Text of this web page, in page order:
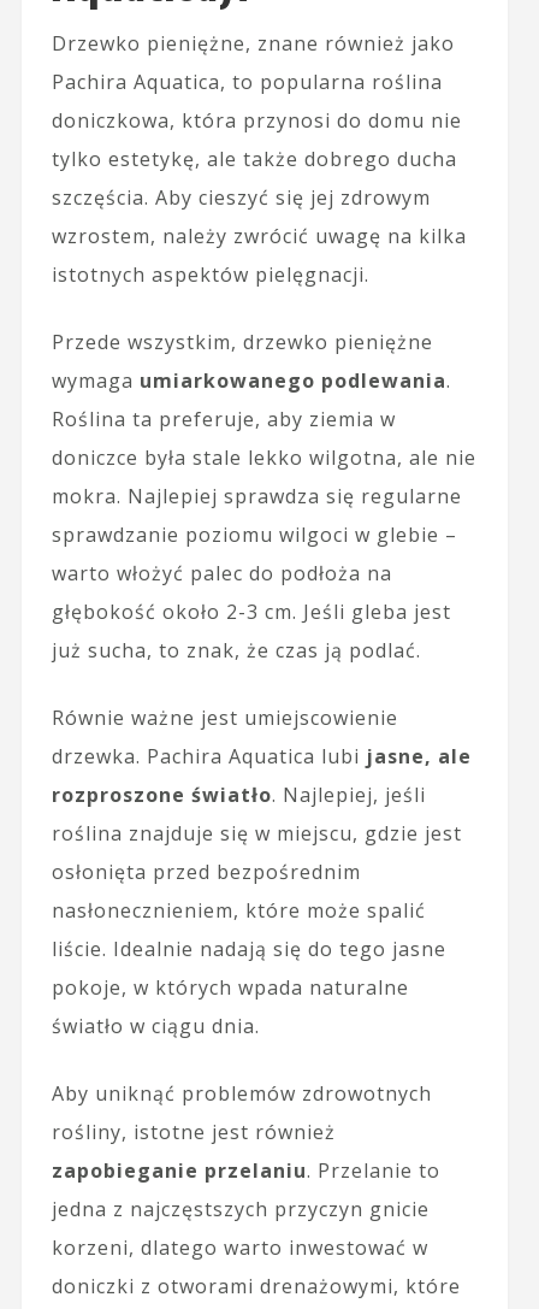
Drzewko pieniężne, znane również jako
Pachira Aquatica, to popularna roślina
doniczkowa, która przynosi do domu nie
tylko estetykę, ale także dobrego ducha
szczęścia. Aby cieszyć się jej zdrowym
wzrostem, należy zwrócić uwagę na kilka
istotnych aspektów pielęgnacji.
Przede wszystkim, drzewko pieniężne
wymaga umiarkowanego podlewania.
Roślina ta preferuje, aby ziemia w
doniczce była stale lekko wilgotna, ale nie
mokra. Najlepiej sprawdza się regularne
sprawdzanie poziomu wilgoci w glebie –
warto włożyć palec do podłoża na
głębokość około 2-3 cm. Jeśli gleba jest
już sucha, to znak, że czas ją podlać.
Równie ważne jest umiejscowienie
drzewka. Pachira Aquatica lubi jasne, ale
rozproszone światło. Najlepiej, jeśli
roślina znajduje się w miejscu, gdzie jest
osłonięta przed bezpośrednim
nasłonecznieniem, które może spalić
liście. Idealnie nadają się do tego jasne
pokoje, w których wpada naturalne
światło w ciągu dnia.
Aby uniknąć problemów zdrowotnych
rośliny, istotne jest również
zapobieganie przelaniu. Przelanie to
jedna z najczęstszych przyczyn gnicie
korzeni, dlatego warto inwestować w
doniczki z otworami drenażowymi, które